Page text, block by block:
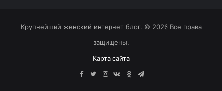
Крупнейший женский интернет блог. © 2026 Все права
защищены.
Карта сайта
Facebook
TwitterInstagram
vk.comОдноклассники
Telegram